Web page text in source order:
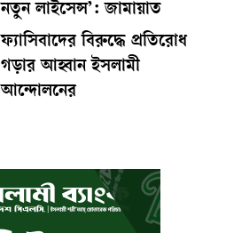
নতুন লাইসেন্স’: জামায়াত
ফ্যাসিবাদের বিরুদ্ধে প্রতিরোধ
গড়ার আহ্বান ইসলামী
আন্দোলনের